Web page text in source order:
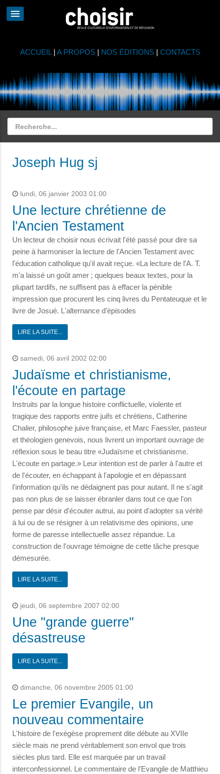
ACCUEIL | A PROPOS| NOS ÉDITIONS| CONTACTS
Joseph Hug sj
lundi, 06 janvier 2003 01:00
Une lecture chrétienne de
l'Ancien Testament
Un lecteur de choisir nous écrivait l'été passé pour dire sa
peine à harmoniser la lecture de l'Ancien Testament avec
l'éducation catholique qu'il avait reçue. «La lecture de l'A. T.
m'a laissé un goût amer ; quelques beaux textes, pour la
plupart tardifs, ne suffisent pas à effacer la pénible
impression que procurent les cinq livres du Pentateuque et le
livre de Josué. L'alternance d'épisodes
LIRE LA SUITE...
samedi, 06 avril 2002 02:00
Judaïsme et christianisme,
l'écoute en partage
Instruits par la longue histoire conflictuelle, violente et
tragique des rapports entre juifs et chrétiens, Catherine
Chalier, philosophe juive française, et Marc Faessler, pasteur
et théologien genevois, nous livrent un important ouvrage de
réflexion sous le beau titre «Judaïsme et christianisme.
L'écoute en partage.» Leur intention est de parler à l'autre et
de l'écouter, en échappant à l'apologie et en dépassant
l'information qu'ils ne dédaignent pas pour autant. Il ne s'agit
pas non plus de se laisser ébranler dans tout ce que l'on
pense par désir d'écouter autrui, au point d'adopter sa vérité
à lui ou de se résigner à un relativisme des opinions, une
forme de paresse intellectuelle assez répandue. La
construction de l'ouvrage témoigne de cette tâche presque
démesurée.
LIRE LA SUITE...
jeudi, 06 septembre 2007 02:00
Une "grande guerre"
désastreuse
LIRE LA SUITE...
dimanche, 06 novembre 2005 01:00
Le premier Evangile, un
nouveau commentaire
L'histoire de l'exégèse proprement dite débute au XVIIe
siècle mais ne prend véritablement son envol que trois
siècles plus tard. Elle est marquée par un travail
interconfessionnel. Le commentaire de l'Evangile de Matthieu